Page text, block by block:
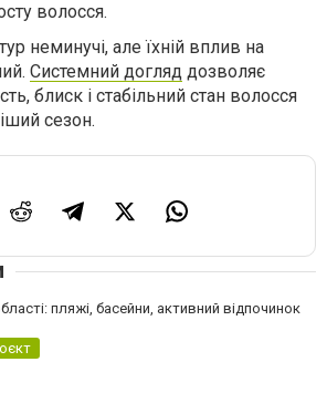
волосся.
неминучі, але їхній вплив на
Системний догляд дозволяє
блиск і стабільний стан волосся
сезон.
пляжі, басейни, активний відпочинок